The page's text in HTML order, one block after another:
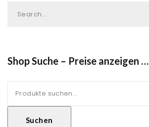
Shop Suche – Preise anzeigen …
nach:
Suchen